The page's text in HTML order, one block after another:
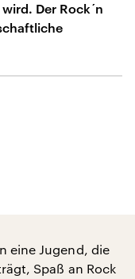
Der Rock´n
eine Jugend, die
Spaß an Rock